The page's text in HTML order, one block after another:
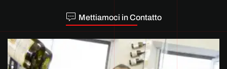
Mettiamoci in Contatto